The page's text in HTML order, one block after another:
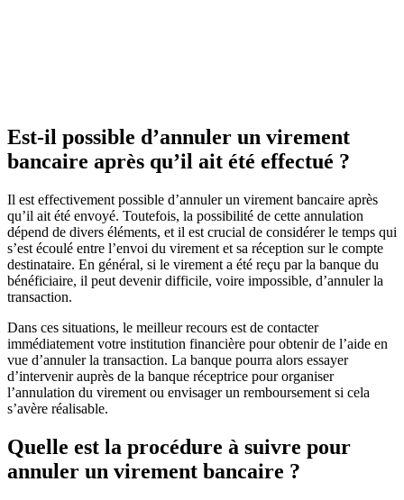
Est-il possible d’annuler un virement
bancaire après qu’il ait été effectué ?
Il est effectivement possible d’annuler un virement bancaire après
qu’il ait été envoyé. Toutefois, la possibilité de cette annulation
dépend de divers éléments, et il est crucial de considérer le temps qui
s’est écoulé entre l’envoi du virement et sa réception sur le compte
destinataire. En général, si le virement a été reçu par la banque du
bénéficiaire, il peut devenir difficile, voire impossible, d’annuler la
transaction.
Dans ces situations, le meilleur recours est de contacter
immédiatement votre institution financière pour obtenir de l’aide en
vue d’annuler la transaction. La banque pourra alors essayer
d’intervenir auprès de la banque réceptrice pour organiser
l’annulation du virement ou envisager un remboursement si cela
s’avère réalisable.
Quelle est la procédure à suivre pour
annuler un virement bancaire ?